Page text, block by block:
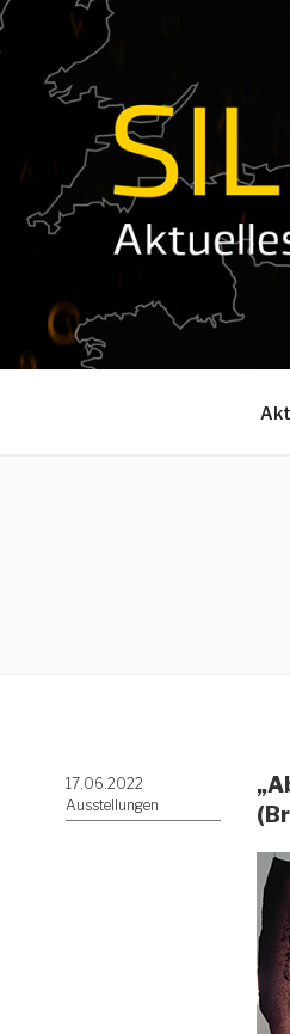
Zum
Inhalt
springen
Veröffentlicht
am
17.06.2022
Ausstellungen